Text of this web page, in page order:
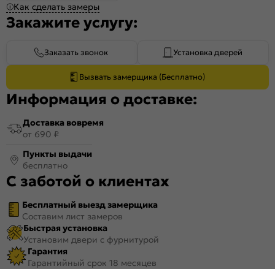
Как сделать замеры
Закажите услугу:
Заказать звонок Установка дверей
Вызвать замерщика (Бесплатно)
Информация о доставке:
Доставка вовремя
от 690 ₽
Пункты выдачи
бесплатно
С заботой о клиентах
Бесплатный выезд замерщика
Составим лист замеров
Быстрая установка
Установим двери с фурнитурой
Гарантия
Гарантийный срок 18 месяцев